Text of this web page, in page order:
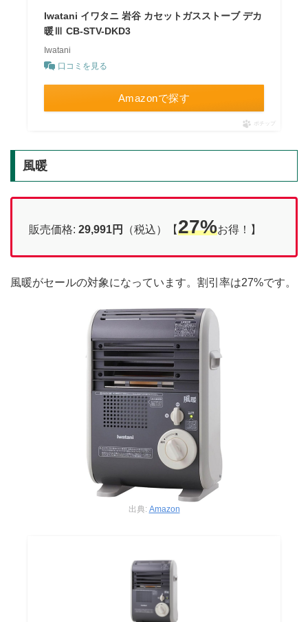
Iwatani イワタニ 岩谷 カセットガスストーブ デカ
暖Ⅲ CB-STV-DKD3
Iwatani
口コミを見る
Amazonで探す
ポチップ
風暖
販売価格: 29,991円 （税込）【27%お得！】
風暖がセールの対象になっています。割引率は27%です。
出典: Amazon